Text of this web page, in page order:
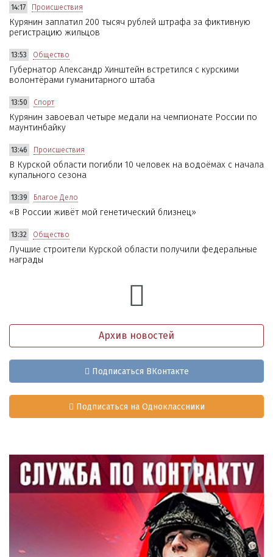
14:17 Происшествия
Курянин заплатил 200 тысяч рублей штрафа за фиктивную
регистрацию жильцов
13:53 Общество
Губернатор Александр Хинштейн встретился с курскими
волонтёрами гуманитарного штаба
13:50 Спорт
Курянин завоевал четыре медали на чемпионате России по
маунтинбайку
13:46 Происшествия
В Курской области погибли 10 человек на водоёмах с начала
купального сезона
13:39 Благое Дело
«В России живёт мой генетический близнец»
13:32 Общество
Лучшие строители Курской области получили федеральные
награды
Архив новостей
Подписаться ВКонтакте
Подписаться на Одноклассники